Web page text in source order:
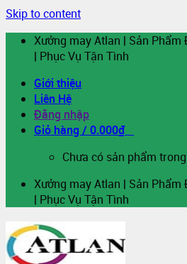
Skip to content
Xưởng may Atlan | Sản Phẩm
| Phục Vụ Tận Tình
Giới thiệu
Liên Hệ
Đăng nhập
Giỏ hàng / 0.000₫
Chưa có sản phẩm
Xưởng may Atlan | Sản Phẩm
| Phục Vụ Tận Tình